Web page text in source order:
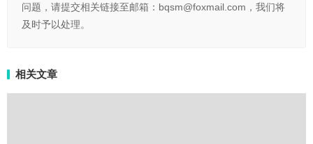
问题，请提交相关链接至邮箱：bqsm@foxmail.com，我们将
及时予以处理。
相关文章